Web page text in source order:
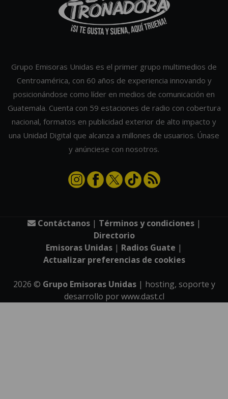
Grupo Emisoras Unidas es el primer grupo multimedios de
Centroamérica, con 60 años de experiencia innovando y
posicionándose como líder en medios de comunicación en
Guatemala. Cuenta con 59 estaciones de radio con cobertura
nacional, formatos en publicidad exterior de alto impacto y
una Unidad Digital que alcanza a millones de usuarios. Únase
y anúnciese con nosotros.
Contáctanos| Términos y condiciones|
Directorio
Emisoras Unidas | Radios Guate |
Actualizar preferencias de cookies
2026 © Grupo Emisoras Unidas| hosting, soporte y
desarrollo porwww.dast.cl